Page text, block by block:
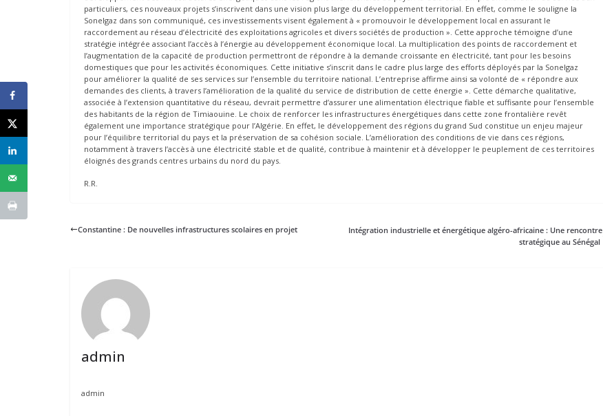
particuliers, ces nouveaux projets s’inscrivent dans une vision plus large du développement territorial. En effet, comme le souligne la
Sonelgaz dans son communiqué, ces investissements visent également à « promouvoir le développement local en assurant le
raccordement au réseau d’électricité des exploitations agricoles et divers sociétés de production ». Cette approche témoigne d’une
stratégie intégrée associant l’accès à l’énergie au développement économique local. La multiplication des points de raccordement et
l’augmentation de la capacité de production permettront de répondre à la demande croissante en électricité, tant pour les besoins
domestiques que pour les activités économiques. Cette initiative s’inscrit dans le cadre plus large des efforts déployés par la Sonelgaz
pour améliorer la qualité de ses services sur l’ensemble du territoire national. L’entreprise affirme ainsi sa volonté de « répondre aux
demandes des clients, à travers l’amélioration de la qualité du service de distribution de cette énergie ». Cette démarche qualitative,
associée à l’extension quantitative du réseau, devrait permettre d’assurer une alimentation électrique fiable et suffisante pour l’ensemble
des habitants de la région de Timiaouine. Le choix de renforcer les infrastructures énergétiques dans cette zone frontalière revêt
également une importance stratégique pour l’Algérie. En effet, le développement des régions du grand Sud constitue un enjeu majeur
pour l’équilibre territorial du pays et la préservation de sa cohésion sociale. L’amélioration des conditions de vie dans ces régions,
notamment à travers l’accès à une électricité stable et de qualité, contribue à maintenir et à développer le peuplement de ces territoires
éloignés des grands centres urbains du nord du pays.
R.R.
Constantine : De nouvelles infrastructures scolaires en projet
Intégration industrielle et énergétique algéro-africaine : Une rencontre
stratégique au Sénégal
admin
admin